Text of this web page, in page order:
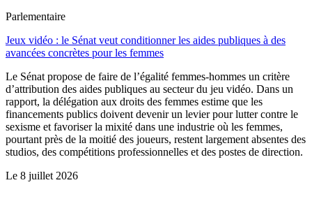
Parlementaire
Jeux vidéo : le Sénat veut conditionner les aides publiques à des
avancées concrètes pour les femmes
Le Sénat propose de faire de l’égalité femmes-hommes un critère
d’attribution des aides publiques au secteur du jeu vidéo. Dans un
rapport, la délégation aux droits des femmes estime que les
financements publics doivent devenir un levier pour lutter contre le
sexisme et favoriser la mixité dans une industrie où les femmes,
pourtant près de la moitié des joueurs, restent largement absentes des
studios, des compétitions professionnelles et des postes de direction.
Le 8 juillet 2026